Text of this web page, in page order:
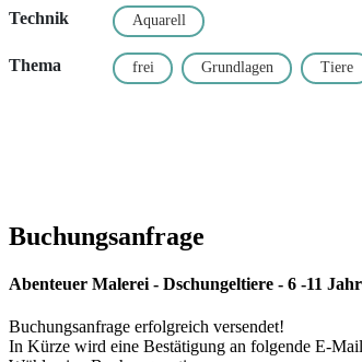
Technik Aquarell
Thema frei Grundlagen Tiere
Buchungsanfrage
Abenteuer Malerei - Dschungeltiere - 6 -11
Buchungsanfrage erfolgreich versendet!
In Kürze wird eine Bestätigung an folgende E-